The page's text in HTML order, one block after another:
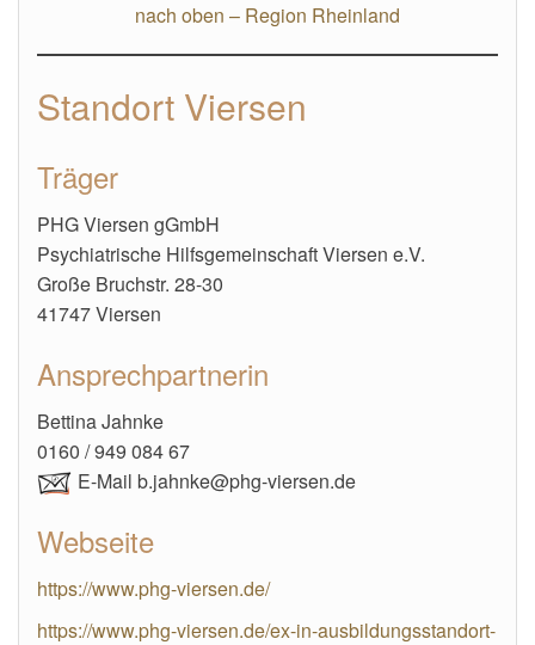
nach oben – Region Rheinland
Standort Viersen
Träger
PHG Viersen gGmbH
Psychiatrische Hilfsgemeinschaft Viersen e.V.
Große Bruchstr. 28-30
41747 Viersen
Ansprechpartnerin
Bettina Jahnke
0160 / 949 084 67
E-Mail b.jahnke@phg-viersen.de
Webseite
https://www.phg-viersen.de/
https://www.phg-viersen.de/ex-in-ausbildungsstandort-